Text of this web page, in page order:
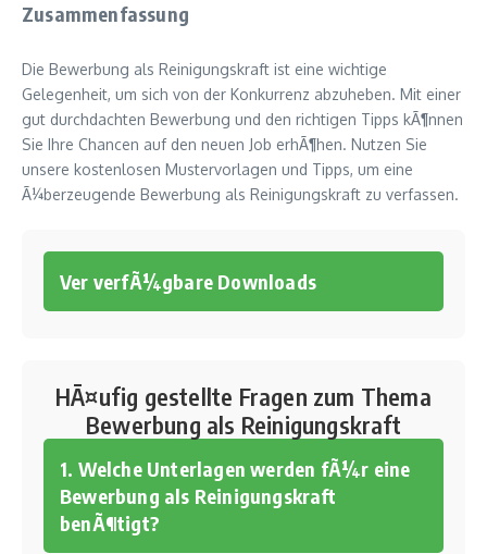
Zusammenfassung
Die Bewerbung als Reinigungskraft ist eine wichtige
Gelegenheit, um sich von der Konkurrenz abzuheben. Mit einer
gut durchdachten Bewerbung und den richtigen Tipps kÃ¶nnen
Sie Ihre Chancen auf den neuen Job erhÃ¶hen. Nutzen Sie
unsere kostenlosen Mustervorlagen und Tipps, um eine
Ã¼berzeugende Bewerbung als Reinigungskraft zu verfassen.
Ver verfÃ¼gbare Downloads
HÃ¤ufig gestellte Fragen zum Thema
Bewerbung als Reinigungskraft
1. Welche Unterlagen werden fÃ¼r eine
Bewerbung als Reinigungskraft
benÃ¶tigt?